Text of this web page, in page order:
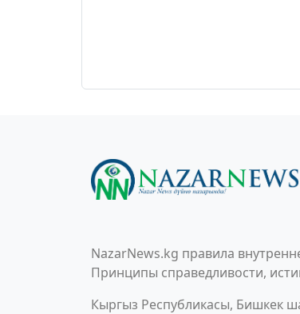
NazarNews.kg правила
Принципы справедливости,
Кыргыз Республикасы, Бишкек